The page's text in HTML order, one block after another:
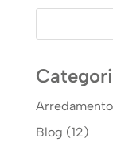
Arredamento
Blog (12)